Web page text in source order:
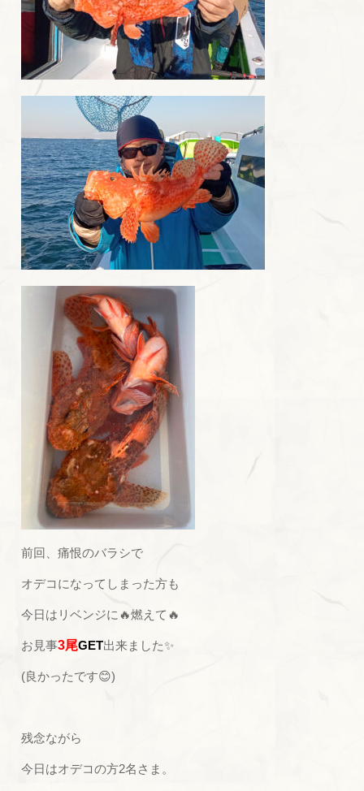
前回、痛恨のバラシで
オデコになってしまった方も
今日はリベンジに🔥燃えて🔥
お見事3尾GET出来ました✨
(良かったです😊)
残念ながら
今日はオデコの方2名さま。